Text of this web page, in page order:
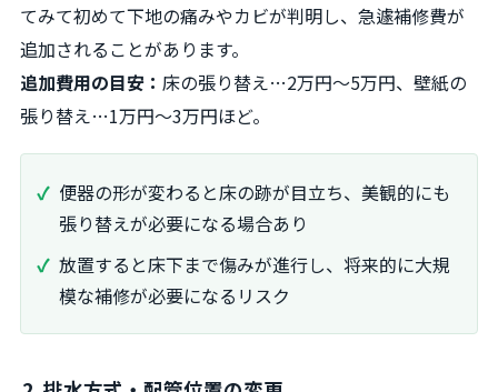
てみて初めて下地の痛みやカビが判明し、急遽補修費が
追加されることがあります。
追加費用の目安： 床の張り替え…2万円〜5万円、壁紙の
張り替え…1万円〜3万円ほど。
便器の形が変わると床の跡が目立ち、美観的にも
張り替えが必要になる場合あり
放置すると床下まで傷みが進行し、将来的に大規
模な補修が必要になるリスク